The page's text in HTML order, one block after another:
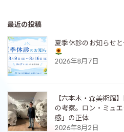
最近の投稿
夏季休診のお知らせ
2026年8月7日
【六本木・森美術館
の考察。ロン・ミュ
感」の正体
2026年8月2日